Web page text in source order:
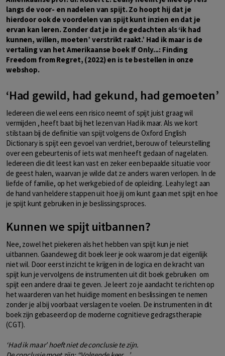
langs de voor- en nadelen van spijt. Zo hoopt hij dat je
hierdoor ook de voordelen van spijt kunt inzien en dat je
ervan kan leren. Zonder dat je in de gedachten als ‘ik had
kunnen, willen, moeten’ verstrikt raakt.’ Had ik maar is de
vertaling van het Amerikaanse boek If Only...: Finding
Freedom from Regret, (2022) en is te bestellen in onze
webshop.
‘Had gewild, had gekund, had gemoeten’
Iedereen die wel eens een risico neemt of spijt juist graag wil
vermijden , heeft baat bij het lezen van Had ik maar. Als we kort
stilstaan bij de definitie van spijt volgens de Oxford English
Dictionary is spijt een gevoel van verdriet, berouw of teleurstelling
over een gebeurtenis of iets wat men heeft gedaan of nagelaten.
Iedereen die dit leest kan vast en zeker een bepaalde situatie voor
de geest halen, waarvan je wilde dat ze anders waren verlopen. In de
liefde of familie, op het werkgebied of de opleiding. Leahy legt aan
de hand van heldere stappen uit hoe jij om kunt gaan met spijt en hoe
je spijt kunt gebruiken in je beslissingsproces.
Kunnen we spijt uitbannen?
Nee, zowel het piekeren als het hebben van spijt kun je niet
uitbannen. Gaandeweg dit boek leer je ook waarom je dat eigenlijk
niet wil. Door eerst inzicht te krijgen in de logica en de kracht van
spijt kun je vervolgens de instrumenten uit dit boek gebruiken om
spijt een andere draai te geven. Je leert zo je aandacht te richten op
het waarderen van het huidige moment en beslissingen te nemen
zonder je al bij voorbaat verslagen te voelen. De instrumenten in dit
boek zijn gebaseerd op de moderne cognitieve gedragstherapie
(CGT).
‘Had ik maar’ hoeft niet de conclusie te zijn.